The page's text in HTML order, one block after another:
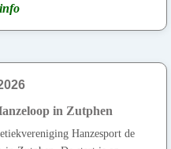
in Zutphen
Hanzesport de